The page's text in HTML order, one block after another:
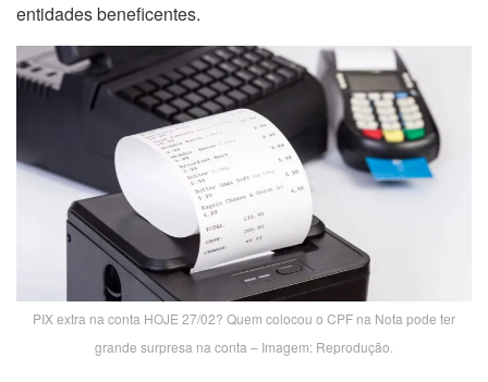
entidades beneficentes.
PIX extra na conta HOJE 27/02? Quem colocou o CPF na Nota pode ter
grande surpresa na conta – Imagem: Reprodução.